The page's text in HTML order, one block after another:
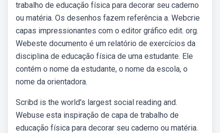
trabalho de educação física para decorar seu caderno
ou matéria. Os desenhos fazem referência a. Webcrie
capas impressionantes com o editor gráfico edit. org.
Webeste documento é um relatório de exercícios da
disciplina de educação física de uma estudante. Ele
contém o nome da estudante, o nome da escola, o
nome da orientadora.
Scribd is the world's largest social reading and.
Webuse esta inspiração de capa de trabalho de
educação física para decorar seu caderno ou matéria.